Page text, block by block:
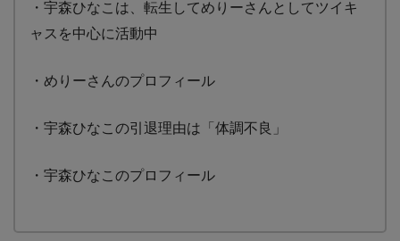
・宇森ひなこは、転生してめりーさんとしてツイキ
ャスを中心に活動中
・めりーさんのプロフィール
・宇森ひなこの引退理由は「体調不良」
・宇森ひなこのプロフィール